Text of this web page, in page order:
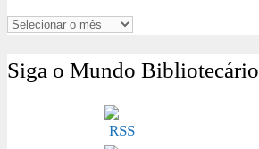
Arquivos
Siga o Mundo Bibliotecário